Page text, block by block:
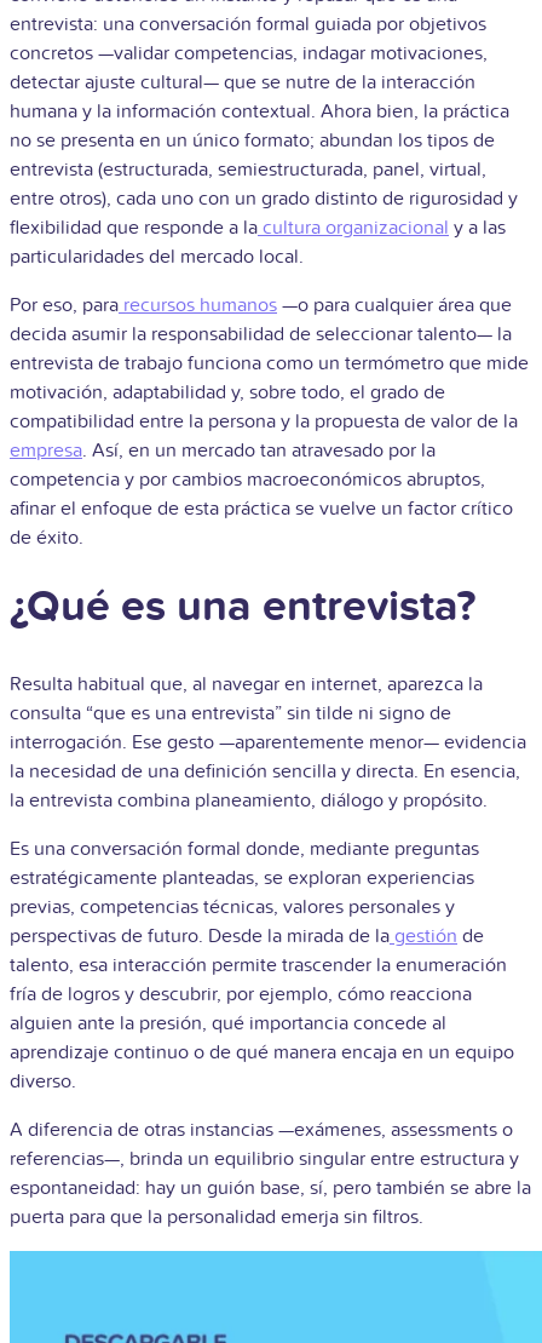
entrevista: una conversación formal guiada por objetivos
concretos —validar competencias, indagar motivaciones,
detectar ajuste cultural— que se nutre de la interacción
humana y la información contextual. Ahora bien, la práctica
no se presenta en un único formato; abundan los tipos de
entrevista (estructurada, semiestructurada, panel, virtual,
entre otros), cada uno con un grado distinto de rigurosidad y
flexibilidad que responde a la cultura organizacional y a las
particularidades del mercado local.
Por eso, para recursos humanos —o para cualquier área que
decida asumir la responsabilidad de seleccionar talento— la
entrevista de trabajo funciona como un termómetro que mide
motivación, adaptabilidad y, sobre todo, el grado de
compatibilidad entre la persona y la propuesta de valor de la
empresa. Así, en un mercado tan atravesado por la
competencia y por cambios macroeconómicos abruptos,
afinar el enfoque de esta práctica se vuelve un factor crítico
de éxito.
¿Qué es una entrevista?
Resulta habitual que, al navegar en internet, aparezca la
consulta “que es una entrevista” sin tilde ni signo de
interrogación. Ese gesto —aparentemente menor— evidencia
la necesidad de una definición sencilla y directa. En esencia,
la entrevista combina planeamiento, diálogo y propósito.
Es una conversación formal donde, mediante preguntas
estratégicamente planteadas, se exploran experiencias
previas, competencias técnicas, valores personales y
perspectivas de futuro. Desde la mirada de la gestión de
talento, esa interacción permite trascender la enumeración
fría de logros y descubrir, por ejemplo, cómo reacciona
alguien ante la presión, qué importancia concede al
aprendizaje continuo o de qué manera encaja en un equipo
diverso.
A diferencia de otras instancias —exámenes, assessments o
referencias—, brinda un equilibrio singular entre estructura y
espontaneidad: hay un guión base, sí, pero también se abre la
puerta para que la personalidad emerja sin filtros.